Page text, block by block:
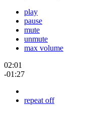
play
pause
mute
unmute
max volume
02:01
-01:27
repeat off